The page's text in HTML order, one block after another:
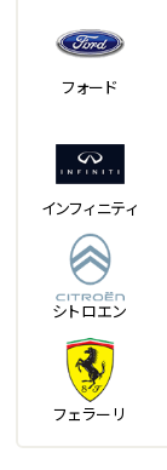
フォード
インフィニティ
シトロエン
フェラーリ